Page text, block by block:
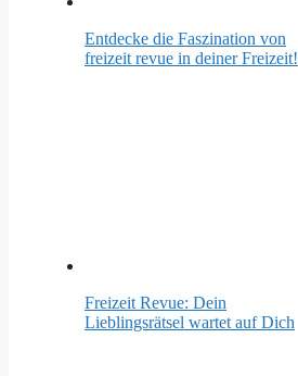
Entdecke die Faszination von
freizeit revue in deiner Freizeit!
Freizeit Revue: Dein
Lieblingsrätsel wartet auf Dich